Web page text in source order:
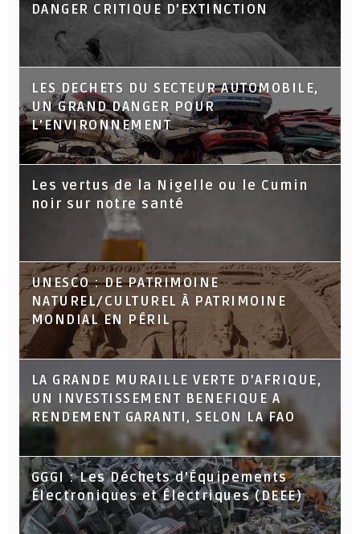
DANGER CRITIQUE D’EXTINCTION
LES DECHETS DU SECTEUR AUTOMOBILE,
UN GRAND DANGER POUR
L’ENVIRONNEMENT
Les vertus de la Nigelle ou le Cumin
noir sur notre santé
UNESCO : DE PATRIMOINE
NATUREL/CULTUREL À PATRIMOINE
MONDIAL EN PÉRIL
LA GRANDE MURAILLE VERTE D’AFRIQUE,
UN INVESTISSEMENT BENEFIQUE A
RENDEMENT GARANTI, SELON LA FAO
GGGI : Les Déchets d’Équipements
Électroniques et Électriques (DEEE)